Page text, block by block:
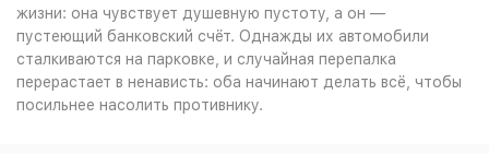
жизни: она чувствует душевную пустоту, а он —
пустеющий банковский счёт. Однажды их автомобили
сталкиваются на парковке, и случайная перепалка
перерастает в ненависть: оба начинают делать всё, чтобы
посильнее насолить противнику.